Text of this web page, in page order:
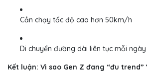
Cần chạy tốc độ cao hơn 50km/h
Di chuyển đường dài liên tục mỗi ngày
Kết luận: Vì sao Gen Z đang “đu trend”